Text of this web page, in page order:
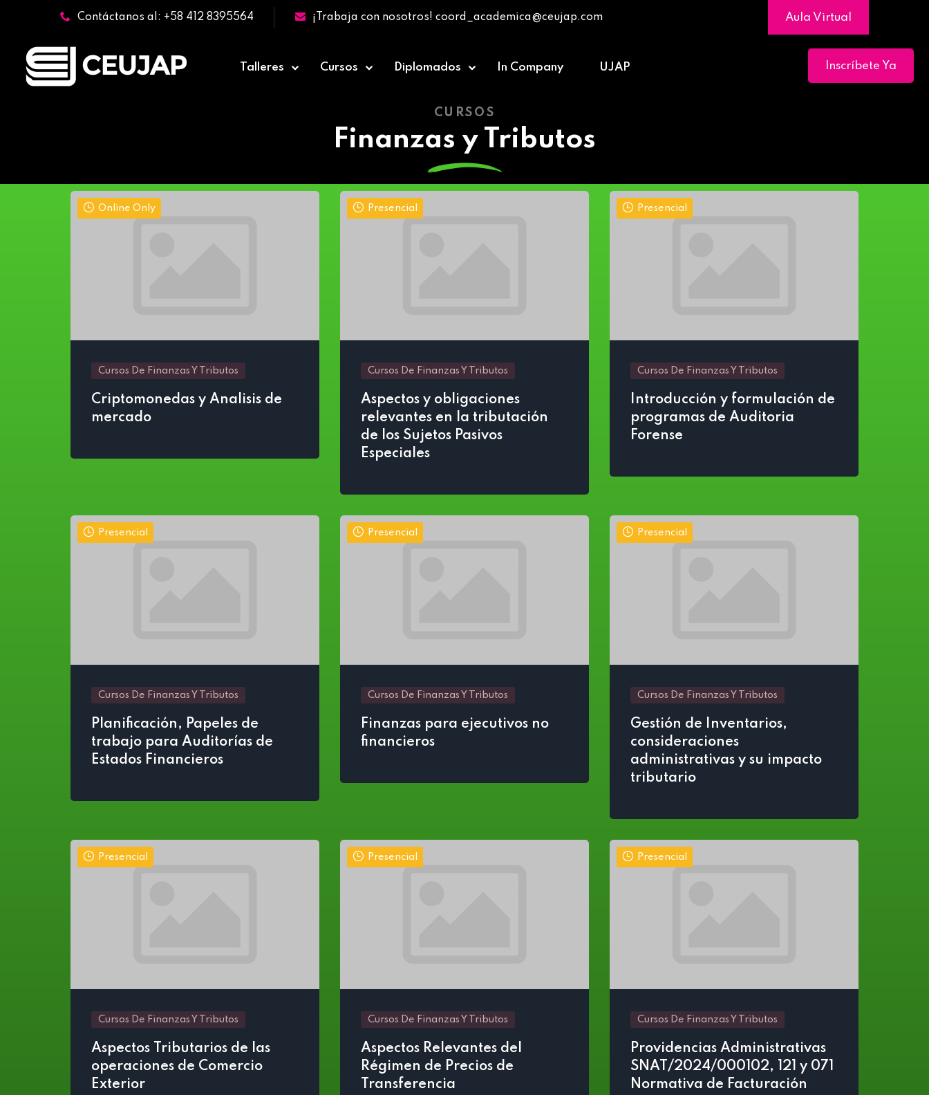
Contáctanos al: +58 412 8395564 ¡Trabaja con nosotros! coord_academica@ceujap.com Aula Virtual
Talleres Cursos Diplomados In Company UJAP Inscríbete Ya
CURSOS
Finanzas y Tributos
Online Only
Cursos De Finanzas Y Tributos
Criptomonedas y Analisis de
mercado
Presencial
Cursos De Finanzas Y Tributos
Aspectos y obligaciones
relevantes en la tributación
de los Sujetos Pasivos
Especiales
Presencial
Cursos De Finanzas Y Tributos
Introducción y formulación de
programas de Auditoria
Forense
Presencial
Cursos De Finanzas Y Tributos
Planificación, Papeles de
trabajo para Auditorías de
Estados Financieros
Presencial
Cursos De Finanzas Y Tributos
Finanzas para ejecutivos no
financieros
Presencial
Cursos De Finanzas Y Tributos
Gestión de Inventarios,
consideraciones
administrativas y su impacto
tributario
Presencial
Cursos De Finanzas Y Tributos
Aspectos Tributarios de las
operaciones de Comercio
Exterior
Presencial
Cursos De Finanzas Y Tributos
Aspectos Relevantes del
Régimen de Precios de
Transferencia
Presencial
Cursos De Finanzas Y Tributos
Providencias Administrativas
SNAT/2024/000102, 121 y 071
Normativa de Facturación